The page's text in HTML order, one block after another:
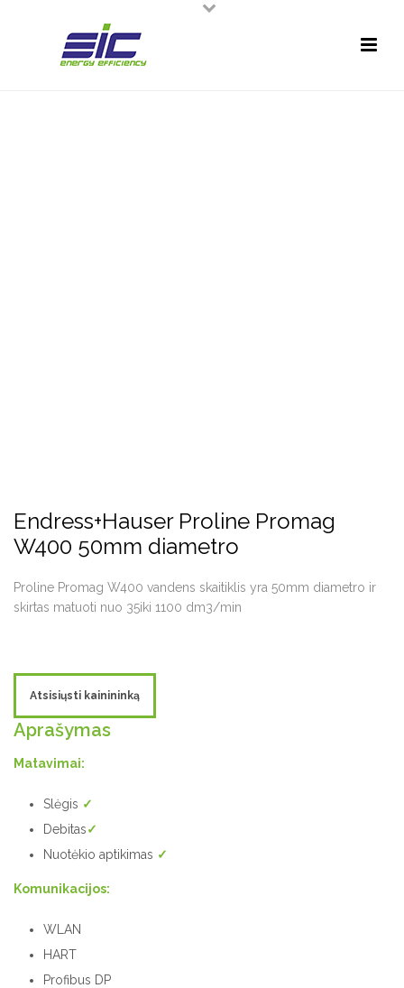
Endress+Hauser Proline Promag
W400 50mm diametro
Proline Promag W400 vandens skaitiklis yra 50mm diametro ir
skirtas matuoti nuo 35iki 1100 dm3/min
Atsisiųsti kainininką
Aprašymas
Matavimai:
Slėgis ✓
Debitas✓
Nuotėkio aptikimas ✓
Komunikacijos:
WLAN
HART
Profibus DP